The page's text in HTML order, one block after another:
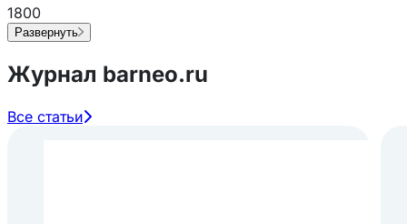
1800
Развернуть
Журнал barneo.ru
Все статьи